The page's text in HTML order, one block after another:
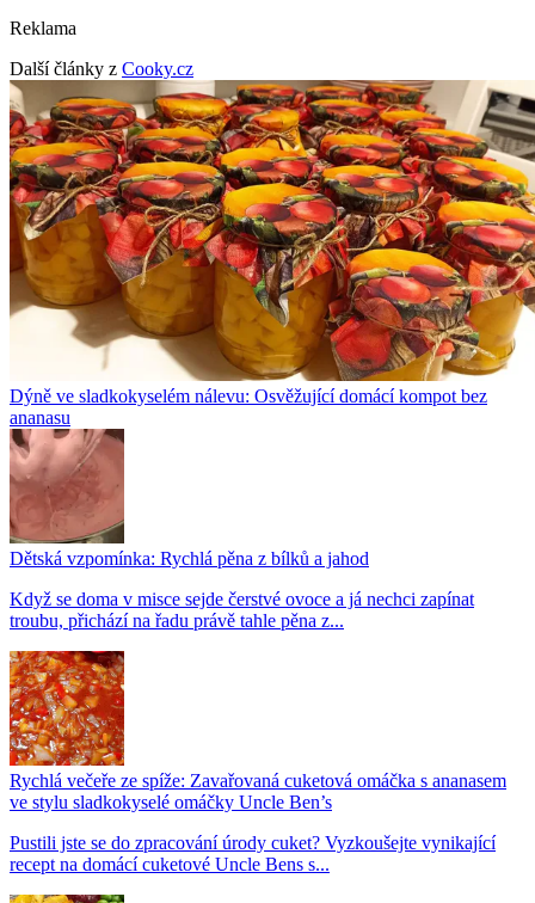
Reklama
Další články z Cooky.cz
Dýně ve sladkokyselém nálevu: Osvěžující domácí kompot bez
ananasu
Dětská vzpomínka: Rychlá pěna z bílků a jahod
Když se doma v misce sejde čerstvé ovoce a já nechci zapínat
troubu, přichází na řadu právě tahle pěna z...
Rychlá večeře ze spíže: Zavařovaná cuketová omáčka s ananasem
ve stylu sladkokyselé omáčky Uncle Ben’s
Pustili jste se do zpracování úrody cuket? Vyzkoušejte vynikající
recept na domácí cuketové Uncle Bens s...